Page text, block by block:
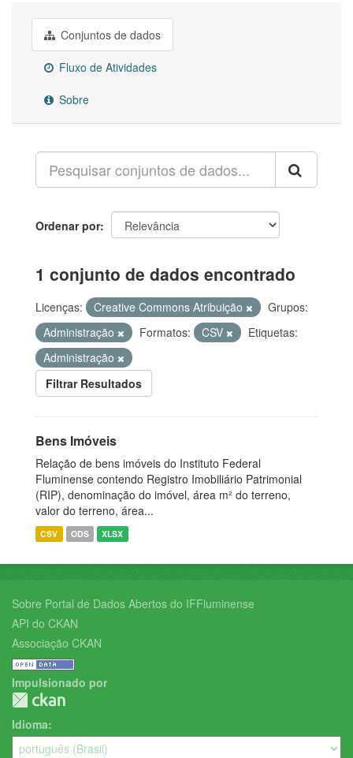
Conjuntos de dados
Fluxo de Atividades
Sobre
Ordenar por
1 conjunto de dados encontrado
Licenças: Creative Commons Atribuição
Grupos:
Administração
Formatos: CSV
Etiquetas:
Administração
Filtrar Resultados
Bens Imóveis
Relação de bens imóveis do Instituto Federal
Fluminense contendo Registro Imobiliário Patrimonial
(RIP), denominação do imóvel, área m² do terreno,
valor do terreno, área...
CSV ODS XLSX
Sobre Portal de Dados Abertos do IFFluminense
API do CKAN
Associação CKAN
Impulsionado por
Idioma